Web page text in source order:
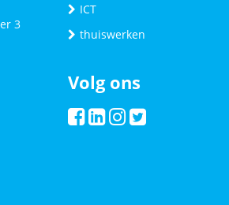
3
ICT
thuiswerken
Volg ons